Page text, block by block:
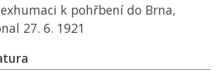
k pohřbení do Brna,
27. 6. 1921